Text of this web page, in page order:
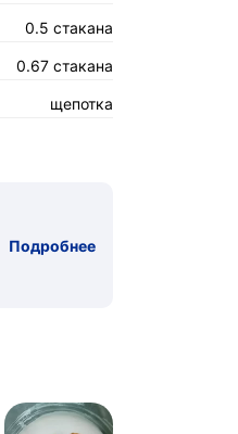
0.5 стакана
0.67 стакана
щепотка
Подробнее